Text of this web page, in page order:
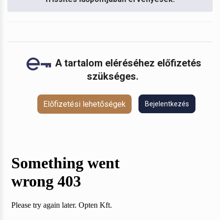
A tartalom eléréséhez előfizetés
szükséges.
Előfizetési lehetőségek Bejelentkezés